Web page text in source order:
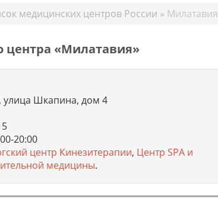
медицинских центров России » Милатавия
центра «Милатавия»
улица Шкапина, дом 4
20:00
центр Кинезитерапии, Центр SPA и
медицины.